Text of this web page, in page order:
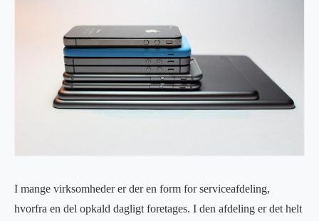
I mange virksomheder er der en form for serviceafdeling,
hvorfra en del opkald dagligt foretages. I den afdeling er det helt